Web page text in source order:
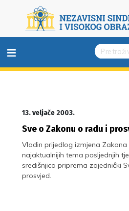
≡
13. veljače 2003.
Sve o Zakonu o radu i
Vladin prijedlog izmjena
najaktualnijih tema posljednjih
središnjica priprema zajednički
prosvjed.